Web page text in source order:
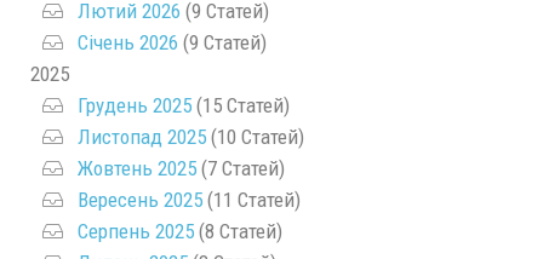
Лютий 2026 (9 Статей)
Січень 2026 (9 Статей)
2025
Грудень 2025 (15 Статей)
Листопад 2025 (10 Статей)
Жовтень 2025 (7 Статей)
Вересень 2025 (11 Статей)
Серпень 2025 (8 Статей)